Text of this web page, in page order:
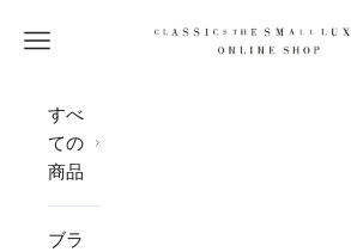
CLASSICS the Small
メニューを開く
すべ
ての
商品
ブラ